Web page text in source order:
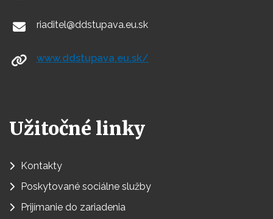
riaditel@ddstupava.eu.sk
www.ddstupava.eu.sk/
Užitočné linky
Kontakty
Poskytované sociálne služby
Prijímanie do zariadenia